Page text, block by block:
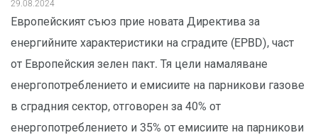
29.08.2024
Европейският съюз прие новата Директива за
енергийните характеристики на сградите (EPBD), част
от Европейския зелен пакт. Тя цели намаляване
енергопотреблението и емисиите на парникови газове
в сградния сектор, отговорен за 40% от
енергопотреблението и 35% от емисиите на парникови